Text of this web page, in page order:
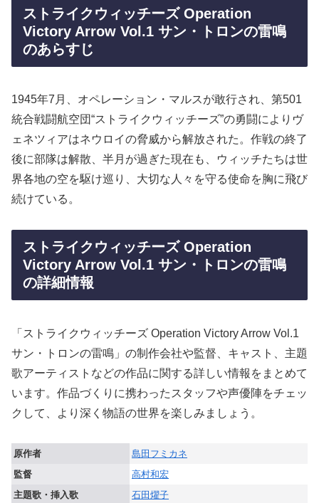
ストライクウィッチーズ Operation
Victory Arrow Vol.1 サン・トロンの雷鳴
のあらすじ
1945年7月、オペレーション・マルスが敢行され、第501
統合戦闘航空団“ストライクウィッチーズ”の勇闘によりヴ
ェネツィアはネウロイの脅威から解放された。作戦の終了
後に部隊は解散、半月が過ぎた現在も、ウィッチたちは世
界各地の空を駆け巡り、大切な人々を守る使命を胸に飛び
続けている。
ストライクウィッチーズ Operation
Victory Arrow Vol.1 サン・トロンの雷鳴
の詳細情報
「ストライクウィッチーズ Operation Victory Arrow Vol.1
サン・トロンの雷鳴」の制作会社や監督、キャスト、主題
歌アーティストなどの作品に関する詳しい情報をまとめて
います。作品づくりに携わったスタッフや声優陣をチェッ
クして、より深く物語の世界を楽しみましょう。
原作者
島田フミカネ
監督
高村和宏
主題歌・挿入歌
石田燿子